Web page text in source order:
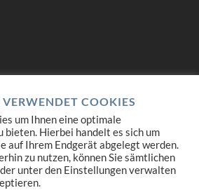
COOKIES
um Ihnen eine optimale
bieten. Hierbei handelt es sich um
auf Ihrem Endgerät abgelegt werden.
zu nutzen, können Sie sämtlichen
unter den Einstellungen verwalten